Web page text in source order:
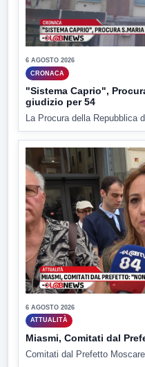
6 AGOSTO 2026
CRONACA
"Sistema Caprio",
giudizio per 54
La Procura della Repubblica
6 AGOSTO 2026
ATTUALITÀ
Miasmi, Comitati dal
Comitati dal Prefetto